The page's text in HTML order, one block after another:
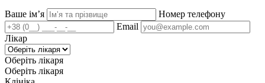
Ваше імʼя
Номер телефону
Email
Лікар
Оберіть лікаря
Оберіть лікаря